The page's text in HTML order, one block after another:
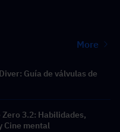
More
Guía de válvulas de
3.2: Habilidades,
Cine mental